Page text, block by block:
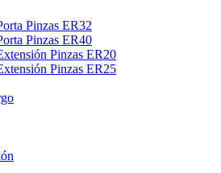
Pinzas ER32
Pinzas ER40
Pinzas ER20
Pinzas ER25